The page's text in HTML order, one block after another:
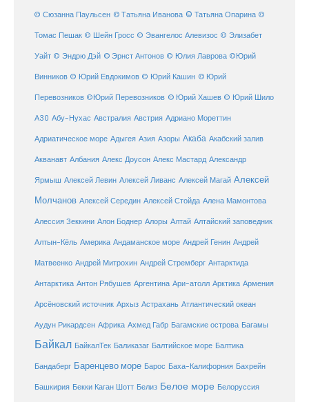
© Сюзанна Паульсен © Татьяна Иванова © Татьяна Опарина ©
Томас Пешак © Шейн Гросс © Эвангелос Алевизос © Элизабет
Уайт © Эндрю Дэй © Эрнст Антонов © Юлия Лаврова ©Юрий
Винников © Юрий Евдокимов © Юрий Кашин © Юрий
Перевозников ©Юрий Перевозников © Юрий Хашев © Юрий Шило
А30 Абу-Нухас Австралия Австрия Адриано Мореттин
Адриатическое море Адыгея Азия Азоры Акаба Акабский залив
Акванавт Албания Алекс Доусон Алекс Мастард Александр
Ярмыш Алексей Левин Алексей Ливанс Алексей Магай Алексей
Молчанов Алексей Середин Алексей Стойда Алена Мамонтова
Алессия Зеккини Алон Боднер Алоры Алтай Алтайский заповедник
Алтын-Кёль Америка Андаманское море Андрей Генин Андрей
Матвеенко Андрей Митрохин Андрей Стремберг Антарктида
Антарктика Антон Рябушев Аргентина Ари-атолл Арктика Армения
Арсёновский источник Архыз Астрахань Атлантический океан
Аудун Рикардсен Африка Ахмед Габр Багамские острова Багамы
Байкал БайкалТек Баликазаг Балтийское море Балтика
Бандаберг Баренцево море Барос Баха-Калифорния Бахрейн
Башкирия Бекки Каган Шотт Белиз Белое море Белоруссия